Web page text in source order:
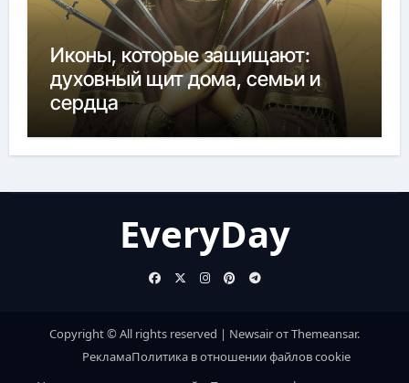
Иконы, которые защищают:
духовный щит дома, семьи и
сердца
EveryDay
Copyright © All rights reserved | NewsairотThemeansar.
РекламаПолитика в отношении файлов cookie